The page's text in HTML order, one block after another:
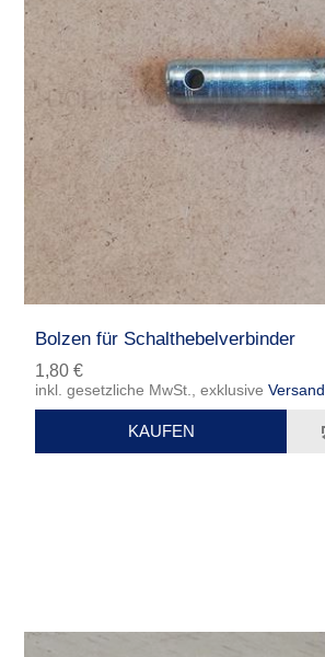
Bolzen für Schalthebelverbinder
1,80 €
inkl. gesetzliche MwSt., exklusiveVersand